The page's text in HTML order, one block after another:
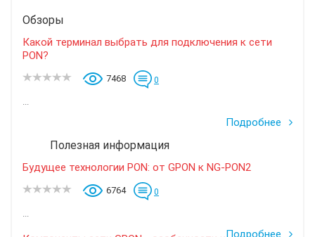
Обзоры
Какой терминал выбрать для подключения к сети
PON?
7468 0
...
Подробнее
Полезная информация
Будущее технологии PON: от GPON к NG-PON2
6764 0
...
Подробнее